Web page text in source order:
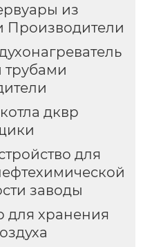
из
Производители
трубами
дквр
для
заводы
для хранения